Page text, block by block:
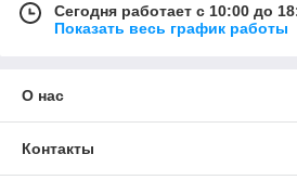
Сегодня работает с 10:00 до
Показать весь график работы
О нас
Контакты